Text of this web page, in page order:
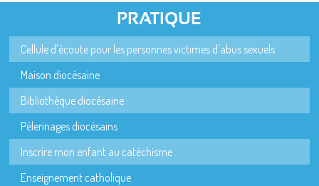
PRATIQUE
Cellule d'écoute pour les personnes victimes d'abus sexuels
Maison diocésaine
Bibliothèque diocésaine
Pèlerinages diocésains
Inscrire mon enfant au catéchisme
Enseignement catholique